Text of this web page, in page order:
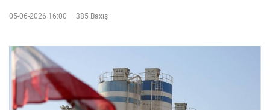
05-06-2026 16:00 385 Baxış